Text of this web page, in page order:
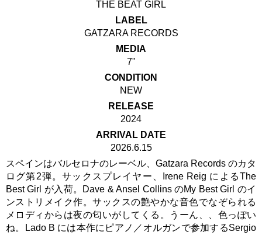
THE BEAT GIRL
LABEL
GATZARA RECORDS
MEDIA
7"
CONDITION
NEW
RELEASE
2024
ARRIVAL DATE
2026.6.15
スペインはバルセロナのレーベル、Gatzara Records のカタ
ログ第2弾。サックスプレイヤー、Irene Reig によるThe
Best Girl が入荷。Dave & Ansel Collins のMy Best Girl のイ
ンストリメイク作。サックスの艶やかな音色でなぞられる
メロディからは夜の匂いがしてくる。うーん、、色っぽい
ね。Lado B には本作にピアノ／オルガンで参加するSergio